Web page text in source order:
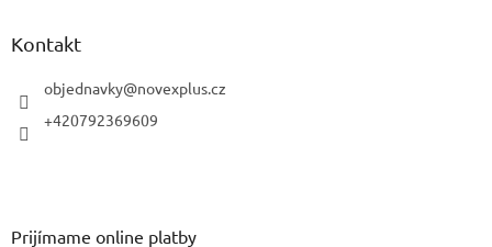
Kontakt
objednavky@novexplus.cz
+420792369609
Prijímame online platby